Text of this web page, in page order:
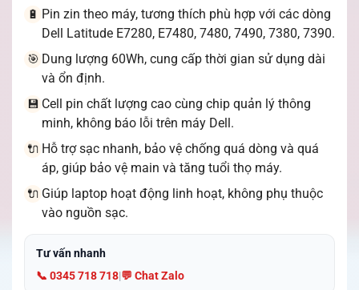
🔋 Pin zin theo máy, tương thích phù hợp với các dòng
Dell Latitude E7280, E7480, 7480, 7490, 7380, 7390.
🎯 Dung lượng 60Wh, cung cấp thời gian sử dụng dài
và ổn định.
💾 Cell pin chất lượng cao cùng chip quản lý thông
minh, không báo lỗi trên máy Dell.
🔌 Hỗ trợ sạc nhanh, bảo vệ chống quá dòng và quá
áp, giúp bảo vệ main và tăng tuổi thọ máy.
🔌 Giúp laptop hoạt động linh hoạt, không phụ thuộc
vào nguồn sạc.
Tư vấn nhanh
📞 0345 718 718|💬 Chat Zalo